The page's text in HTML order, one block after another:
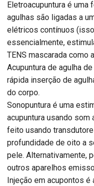
Eletroacupuntura é uma
agulhas são ligadas a
elétricos contínuos
essencialmente,
TENS mascarada como
Acupuntura de agulha
rápida inserção de
do corpo.
Sonopuntura é uma
acupuntura usando
feito usando
profundidade de oito a
pele. Alternativamente,
outros aparelhos
Injeção em acupontos